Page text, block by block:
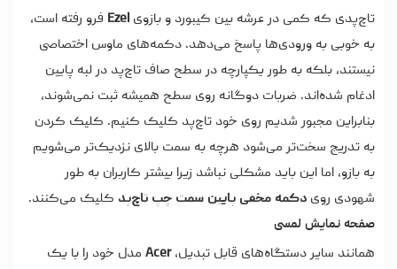
تاچ‌پدی که کمی در عرشه بین کیبورد و بازوی Ezel فرو رفته است،
به خوبی به ورودی‌ها پاسخ می‌دهد. دکمه‌های ماوس اختصاصی
نیستند، بلکه به طور یکپارچه در سطح صاف تاچ‌پد در لبه پایین
ادغام شده‌اند. ضربات دوگانه روی سطح همیشه ثبت نمی‌شوند،
بنابراین مجبور شدیم روی خود تاچ‌پد کلیک کنیم. کلیک کردن
به تدریج سخت‌تر می‌شود هرچه به سمت بالای نزدیک‌تر می‌شویم
به بازو، اما این باید مشکلی نباشد زیرا بیشتر کاربران به طور
شهودی روی دکمه مخفی پایین سمت چپ تاچ‌پد کلیک می‌کنند.
صفحه نمایش لمسی
همانند سایر دستگاه‌های قابل تبدیل،Acer مدل خود را با یک